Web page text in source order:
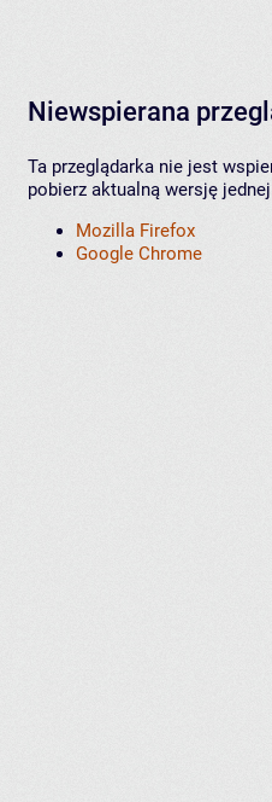
Niewspierana
Ta przeglądarka nie jest
pobierz aktualną wersję
Mozilla Firefox
Google Chrome